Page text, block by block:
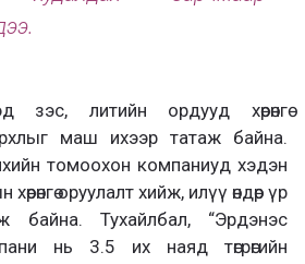
зэс, литийн ордууд хөрөнгө
маш ихээр татаж байна.
томоохон компаниуд хэдэн
оруулалт хийж, илүү өндөр үр
байна. Тухайлбал, “Эрдэнэс
нь 3.5 их наяд төгрөгийн